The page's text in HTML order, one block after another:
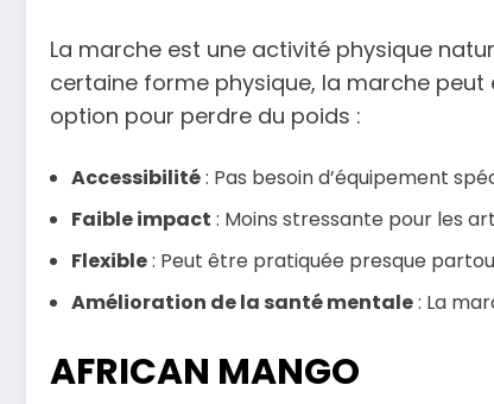
La marche est une activité physique
certaine forme physique, la marche
option pour perdre du poids :
Accessibilité: Pas besoin d’équipement
Faible impact : Moins stressante pour les
Flexible: Peut être pratiquée presque
Amélioration de la santé mentale: La
AFRICAN MANGO